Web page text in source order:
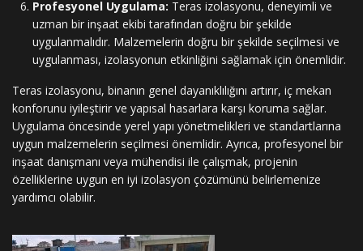
Profesyonel Uygulama: Teras izolasyonu, deneyimli ve
uzman bir inşaat ekibi tarafından doğru bir şekilde
uygulanmalıdır. Malzemelerin doğru bir şekilde seçilmesi ve
uygulanması, izolasyonun etkinliğini sağlamak için önemlidir.
Teras izolasyonu, binanın genel dayanıklılığını artırır, iç mekan
konforunu iyileştirir ve yapısal hasarlara karşı koruma sağlar.
Uygulama öncesinde yerel yapı yönetmelikleri ve standartlarına
uygun malzemelerin seçilmesi önemlidir. Ayrıca, profesyonel bir
inşaat danışmanı veya mühendisi ile çalışmak, projenin
özelliklerine uygun en iyi izolasyon çözümünü belirlemenize
yardımcı olabilir.